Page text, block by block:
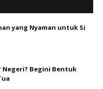
yang Nyaman untuk Si
Negeri? Begini Bentuk